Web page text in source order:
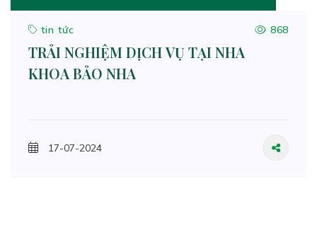
tin tức 868
TRẢI NGHIỆM DỊCH VỤ TẠI NHA
KHOA BẢO NHA
17-07-2024